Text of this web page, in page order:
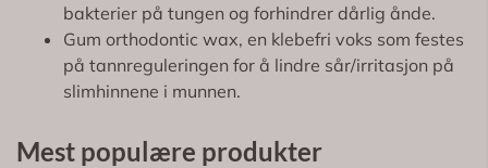
bakterier på tungen og forhindrer dårlig ånde.
Gum orthodontic wax, en klebefri voks som festes
på tannreguleringen for å lindre sår/irritasjon på
slimhinnene i munnen.
Mest populære produkter